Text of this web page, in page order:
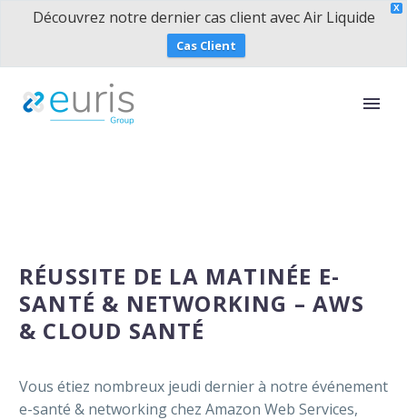
X
Découvrez notre dernier cas client avec Air Liquide
Cas Client
RÉUSSITE DE LA MATINÉE E-
SANTÉ & NETWORKING – AWS
& CLOUD SANTÉ
Vous étiez nombreux jeudi dernier à notre événement
e-santé & networking chez Amazon Web Services,